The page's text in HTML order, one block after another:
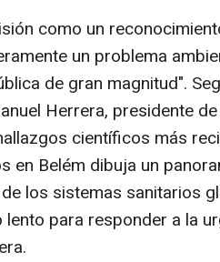
como un
un problema
de gran magnitud".
Herrera, presidente de
científicos más
en Belém dibuja un
los sistemas sanitarios
para responder a la